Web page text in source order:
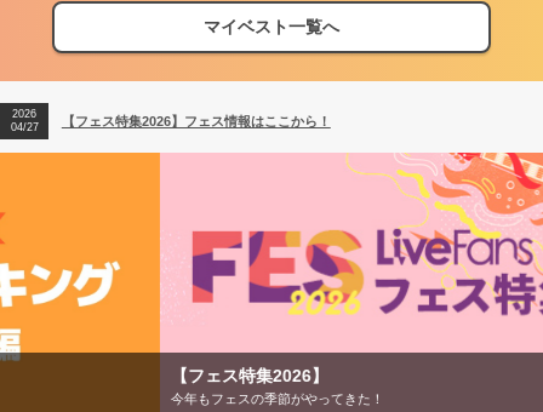
マイベスト一覧へ
【フェス特集2026】フェス情報はここから！
【ライブ動員ランキング】2026年上半期編発表！
2026
04/27
【フェス特集2026】フェス情報はここから！
2026
【ライブ動員ランキング】2026年上半期編発表！
今年もフェスの季節がやってきた！